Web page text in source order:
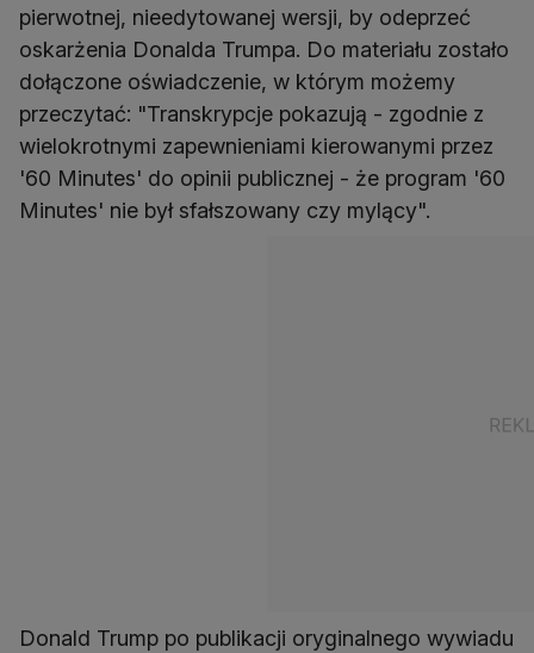
pierwotnej, nieedytowanej wersji, by odeprzeć
oskarżenia Donalda Trumpa. Do materiału zostało
dołączone oświadczenie, w którym możemy
przeczytać: "Transkrypcje pokazują - zgodnie z
wielokrotnymi zapewnieniami kierowanymi przez
'60 Minutes' do opinii publicznej - że program '60
Minutes' nie był sfałszowany czy mylący".
Donald Trump po publikacji oryginalnego wywiadu